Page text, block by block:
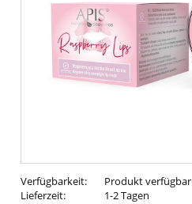
Verfügbarkeit:
Produkt verfügbar
Lieferzeit:
1-2 Tagen